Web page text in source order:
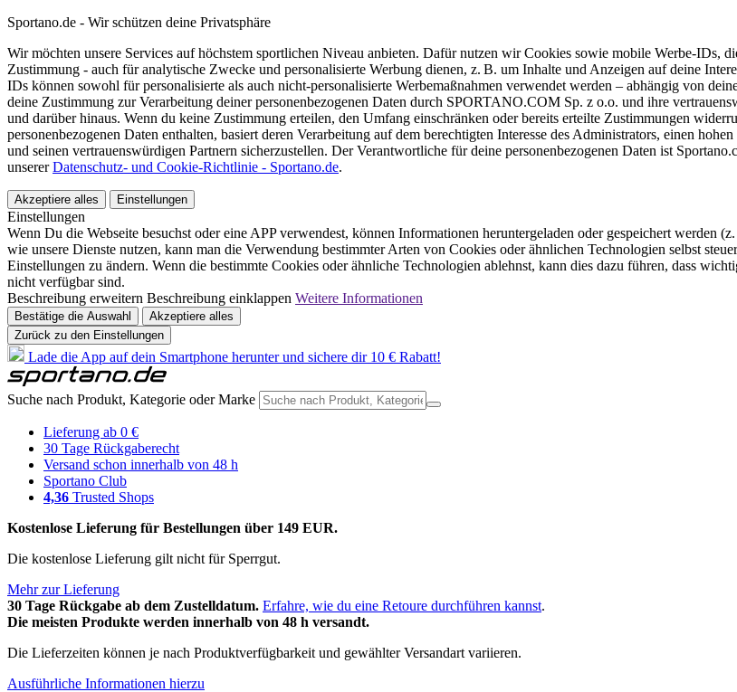
Sportano.de - Wir schützen deine Privatsphäre
Wir möchten unsere Services auf höchstem sportlichen Niveau anbieten. Dafür nutzen wir Cookies sowie mobile Werbe-IDs,
Zustimmung - auch für analytische Zwecke und personalisierte Werbung dienen, z. B. um Inhalte und Anzeigen auf deine
IDs können sowohl für personalisierte als auch nicht-personalisierte Werbemaßnahmen verwendet werden – abhängig von
deine Zustimmung zur Verarbeitung deiner personenbezogenen Daten durch SPORTANO.COM Sp. z o.o. und ihre
und darüber hinaus. Wenn du keine Zustimmung erteilen, den Umfang einschränken oder bereits erteilte Zustimmungen
personenbezogenen Daten enthalten, basiert deren Verarbeitung auf dem berechtigten Interesse des Administrators, einen
und seinen vertrauenswürdigen Partnern sicherzustellen. Der Verantwortliche für deine personenbezogenen Daten ist
unsererDatenschutz- und Cookie-Richtlinie - Sportano.de.
Akzeptiere alles Einstellungen
Einstellungen
Wenn Du die Webseite besuchst oder eine APP verwendest, können Informationen heruntergeladen oder gespeichert werden
wie unsere Dienste nutzen, kann man die Verwendung bestimmter Arten von Cookies oder ähnlichen Technologien selbst
Einstellungen zu ändern. Wenn die bestimmte Cookies oder ähnliche Technologien ablehnst, kann dies dazu führen, dass
nicht verfügbar sind.
Beschreibung erweitern Beschreibung einklappen Weitere Informationen
Bestätige die Auswahl
Akzeptiere alles
Zurück zu den Einstellungen
Lade die App auf dein Smartphone herunter und sichere dir 10 € Rabatt!
Suche nach Produkt, Kategorie oder Marke
Lieferung ab 0 €
30 Tage Rückgaberecht
Versand schon innerhalb von 48 h
Sportano Club
4,36 Trusted Shops
Kostenlose Lieferung für Bestellungen über 149 EUR.
Die kostenlose Lieferung gilt nicht für Sperrgut.
Mehr zur Lieferung
30 Tage Rückgabe ab dem Zustelldatum. Erfahre, wie du eine Retoure durchführen kannst.
Die meisten Produkte werden innerhalb von 48 h versandt.
Die Lieferzeiten können je nach Produktverfügbarkeit und gewählter Versandart variieren.
Ausführliche Informationen hierzu